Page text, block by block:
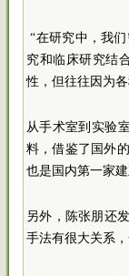
“在研究中，我
究和临床研究结
性，但往往因为
从手术室到实验
料，借鉴了国外
也是国内第一家
另外，陈张朋还
手法有很大关系